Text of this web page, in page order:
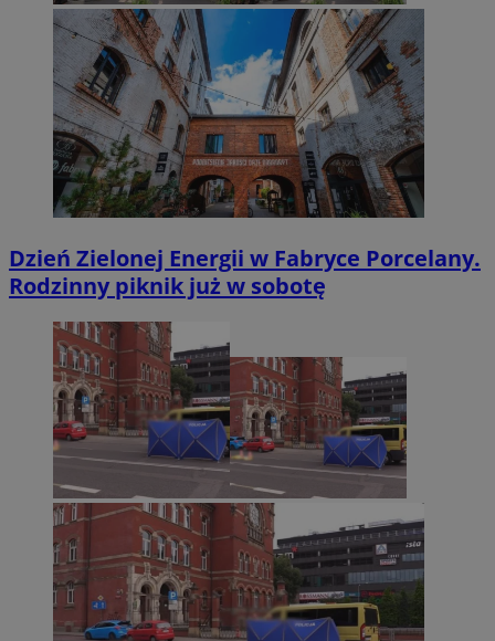
Dzień Zielonej Energii w Fabryce Porcelany.
Rodzinny piknik już w sobotę